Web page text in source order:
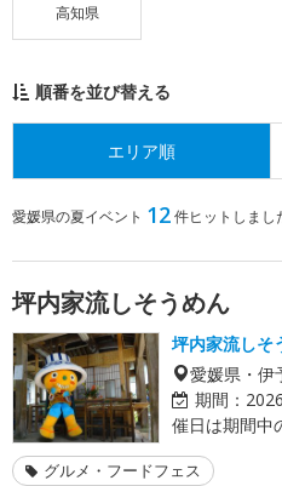
高知県
順番を並び替える
エリア順
愛媛県の夏イベント 12件ヒットしまし
坪内家流しそうめん
坪内家流しそ
愛媛県・伊
期間：
催日は期間中
グルメ・フードフェス